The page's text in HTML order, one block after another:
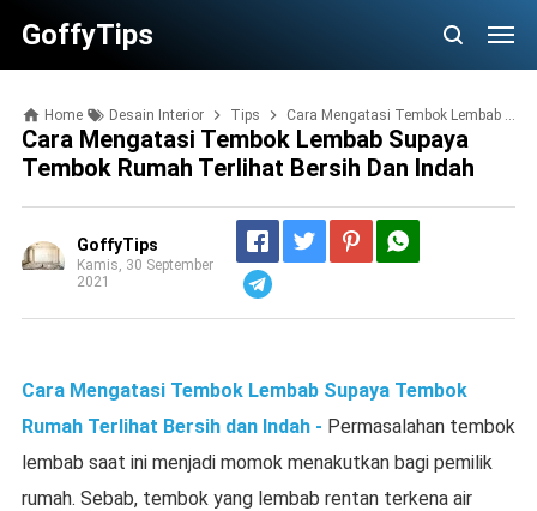
GoffyTips
Home Desain Interior Tips Cara Mengatasi Tembok Lembab Supaya Tembok Rumah Terlihat Bersih dan Indah
Cara Mengatasi Tembok Lembab Supaya
Tembok Rumah Terlihat Bersih Dan Indah
GoffyTips
Kamis, 30 September
2021
Cara Mengatasi Tembok Lembab Supaya Tembok
Rumah Terlihat Bersih dan Indah - Permasalahan tembok
lembab saat ini menjadi momok menakutkan bagi pemilik
rumah. Sebab, tembok yang lembab rentan terkena air